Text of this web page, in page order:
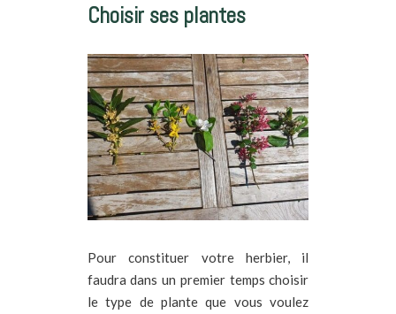
Choisir ses plantes
Pour constituer votre herbier, il
faudra dans un premier temps choisir
le type de plante que vous voulez